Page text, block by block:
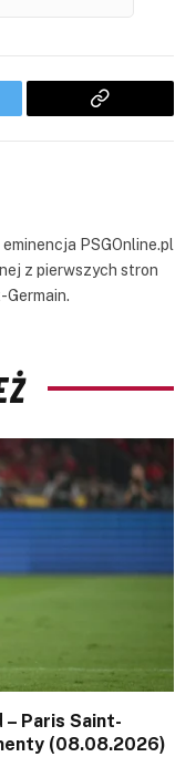
Copy
PSGOnline.pl
z pierwszych stron
Paris Saint-
(08.08.2026)